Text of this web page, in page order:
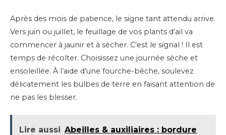
Après des mois de patience, le signe tant attendu arrive.
Vers juin ou juillet, le feuillage de vos plants d’ail va
commencer à jaunir et à sécher. C’est le signal ! Il est
temps de récolter. Choisissez une journée sèche et
ensoleillée. À l’aide d’une fourche-bêche, soulevez
délicatement les bulbes de terre en faisant attention de
ne pas les blesser.
Lire aussi Abeilles & auxiliaires : bordure